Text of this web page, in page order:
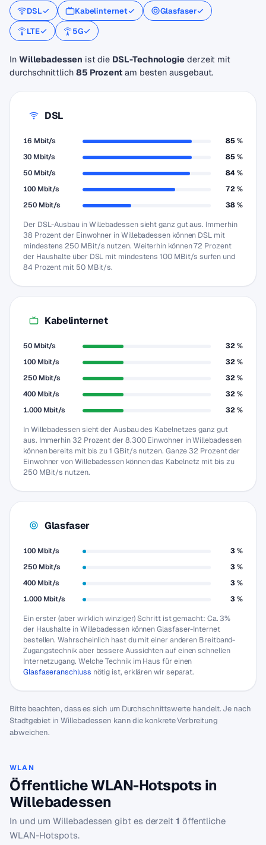
DSL Kabelinternet
Glasfaser
LTE
5G
In Willebadessen ist die DSL-Technologie derzeit mit
durchschnittlich 85 Prozentam besten ausgebaut.
DSL
16 Mbit/s
85 %
30 Mbit/s
85 %
50 Mbit/s
84 %
100 Mbit/s
72 %
250 Mbit/s
38 %
Der DSL-Ausbau in Willebadessen sieht ganz gut aus. Immerhin
38 Prozent der Einwohner in Willebadessen können DSL mit
mindestens 250 MBit/s nutzen. Weiterhin können 72 Prozent
der Haushalte über DSL mit mindestens 100 MBit/s surfen und
84 Prozent mit 50 MBit/s.
Kabelinternet
50 Mbit/s
32 %
100 Mbit/s
32 %
250 Mbit/s
32 %
400 Mbit/s
32 %
1.000 Mbit/s
32 %
In Willebadessen sieht der Ausbau des Kabelnetzes ganz gut
aus. Immerhin 32 Prozent der 8.300 Einwohner in Willebadessen
können bereits mit bis zu 1 GBit/s nutzen. Ganze 32 Prozent der
Einwohner von Willebadessen können das Kabelnetz mit bis zu
250 MBit/s nutzen.
Glasfaser
100 Mbit/s
3 %
250 Mbit/s
3 %
400 Mbit/s
3 %
1.000 Mbit/s
3 %
Ein erster (aber wirklich winziger) Schritt ist gemacht: Ca. 3%
der Haushalte in Willebadessen können Glasfaser-Internet
bestellen. Wahrscheinlich hast du mit einer anderen Breitband-
Zugangstechnik aber bessere Aussichten auf einen schnellen
Internetzugang. Welche Technik im Haus für einen
Glasfaseranschluss nötig ist, erklären wir separat.
Bitte beachten, dass es sich um Durchschnittswerte handelt. Je nach
Stadtgebiet in Willebadessen kann die konkrete Verbreitung
abweichen.
WLAN
Öffentliche WLAN-Hotspots in
Willebadessen
In und um Willebadessen gibt es derzeit 1 öffentliche
WLAN-Hotspots.